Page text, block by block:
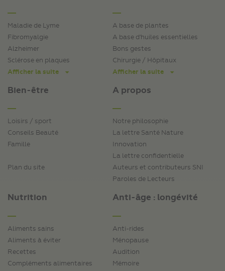
Maladie de Lyme
Fibromyalgie
Alzheimer
Sclérose en plaques
Afficher la suite
Bien-être
Loisirs / sport
Conseils Beauté
Famille
Plan du site
A base de plantes
A base d'huiles essentielles
Bons gestes
Chirurgie / Hôpitaux
Afficher la suite
A propos
Notre philosophie
La lettre Santé Nature
Innovation
La lettre confidentielle
Auteurs et contributeurs SNI
Paroles de Lecteurs
Nutrition
Aliments sains
Aliments à éviter
Recettes
Compléments alimentaires
Anti-âge : longévité
Anti-rides
Ménopause
Audition
Mémoire